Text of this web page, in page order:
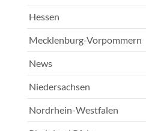
Hessen
Mecklenburg-Vorpommern
News
Niedersachsen
Nordrhein-Westfalen